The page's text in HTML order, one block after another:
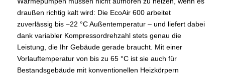
draußen richtig kalt wird: Die EcoAir 600 arbeitet
zuverlässig bis −22 °C Außentemperatur – und liefert dabei
dank variabler Kompressordrehzahl stets genau die
Leistung, die Ihr Gebäude gerade braucht. Mit einer
Vorlauftemperatur von bis zu 65 °C ist sie auch für
Bestandsgebäude mit konventionellen Heizkörpern